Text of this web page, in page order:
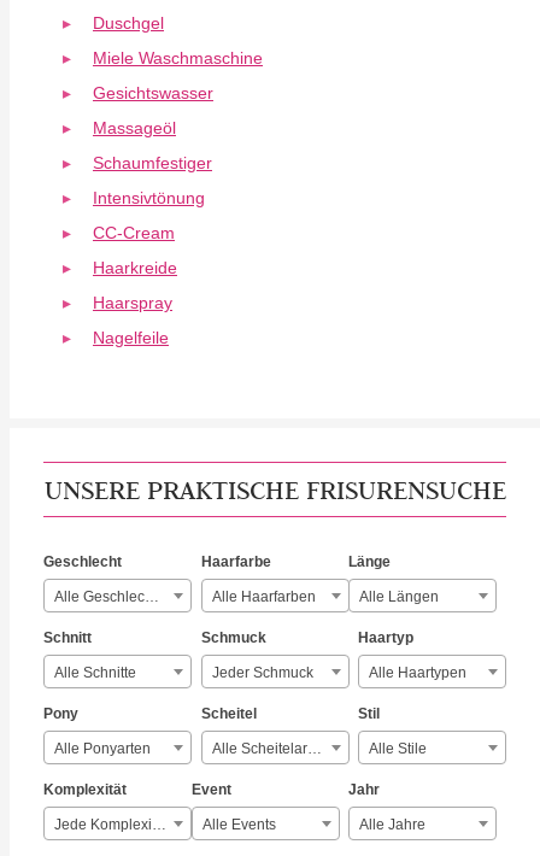
Duschgel
Miele Waschmaschine
Gesichtswasser
Massageöl
Schaumfestiger
Intensivtönung
CC-Cream
Haarkreide
Haarspray
Nagelfeile
UNSERE PRAKTISCHE FRISURENSUCHE
Geschlecht
Alle Geschlechter
Haarfarbe
Alle Haarfarben
Länge
Alle Längen
Schnitt
Alle Schnitte
Schmuck
Jeder Schmuck
Haartyp
Alle Haartypen
Pony
Alle Ponyarten
Scheitel
Alle Scheitelarten
Stil
Alle Stile
Komplexität
Jede Komplexität
Event
Alle Events
Jahr
Alle Jahre